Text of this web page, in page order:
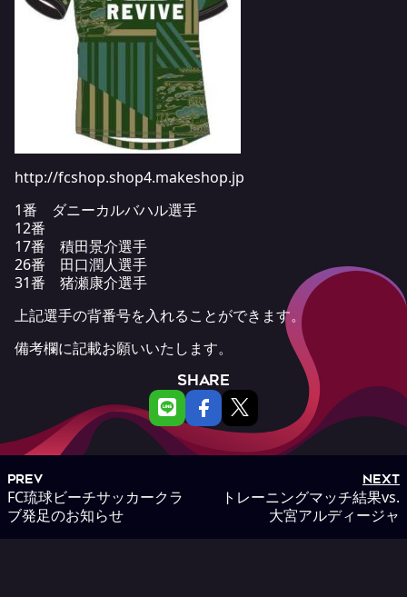
http://fcshop.shop4.makeshop.jp
1番 ダニーカルバハル選手
12番
17番 積田景介選手
26番 田口潤人選手
31番 猪瀬康介選手
上記選手の背番号を入れることができます。
備考欄に記載お願いいたします。
SHARE
PREV
FC琉球ビーチサッカークラ
ブ発足のお知らせ
NEXT
トレーニングマッチ結果vs.
大宮アルディージャ